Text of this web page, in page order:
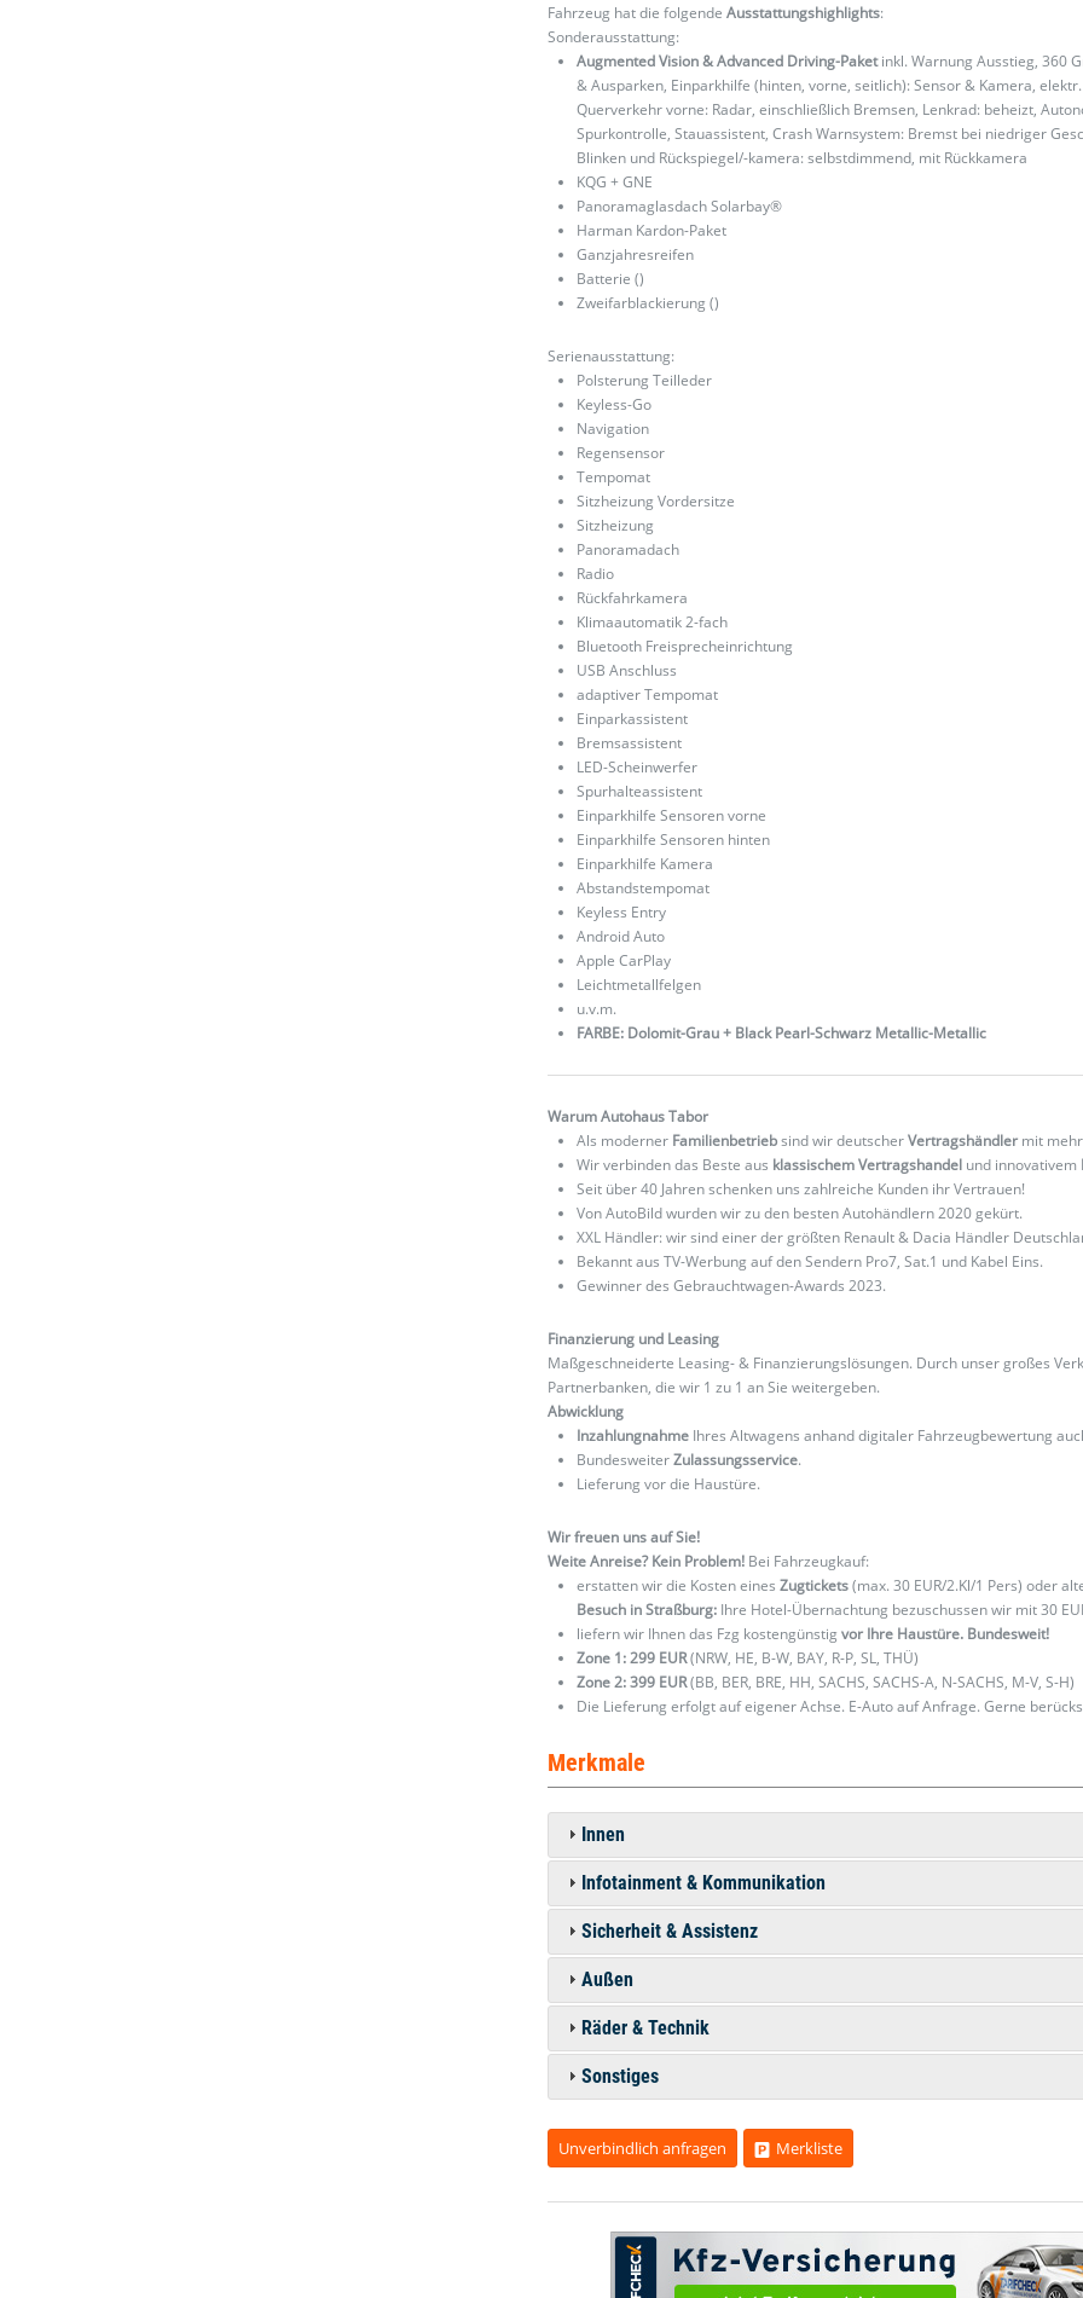
Fahrzeug hat die folgendeAusstattungshighlights:
Sonderausstattung:
Augmented Vision & Advanced Driving-Paketinkl. Warnung Ausstieg, 360
& Ausparken, Einparkhilfe (hinten, vorne, seitlich): Sensor & Kamera,
Querverkehr vorne: Radar, einschließlich Bremsen, Lenkrad: beheizt,
Spurkontrolle, Stauassistent, Crash Warnsystem: Bremst bei niedriger
Blinken und Rückspiegel/-kamera: selbstdimmend, mit Rückkamera
KQG + GNE
Panoramaglasdach Solarbay®
Harman Kardon-Paket
Ganzjahresreifen
Batterie ()
Zweifarblackierung ()
Serienausstattung:
Polsterung Teilleder
Keyless-Go
Navigation
Regensensor
Tempomat
Sitzheizung Vordersitze
Sitzheizung
Panoramadach
Radio
Rückfahrkamera
Klimaautomatik 2-fach
Bluetooth Freisprecheinrichtung
USB Anschluss
adaptiver Tempomat
Einparkassistent
Bremsassistent
LED-Scheinwerfer
Spurhalteassistent
Einparkhilfe Sensoren vorne
Einparkhilfe Sensoren hinten
Einparkhilfe Kamera
Abstandstempomat
Keyless Entry
Android Auto
Apple CarPlay
Leichtmetallfelgen
u.v.m.
FARBE: Dolomit-Grau + Black Pearl-Schwarz Metallic-Metallic
Warum Autohaus Tabor
Als moderner Familienbetriebsind wir deutscherVertragshändler mit
Wir verbinden das Beste aus klassischem Vertragshandel und innovativem
Seit über 40 Jahren schenken uns zahlreiche Kunden ihr Vertrauen!
Von AutoBild wurden wir zu den besten Autohändlern 2020 gekürt.
XXL Händler: wir sind einer der größten Renault & Dacia Händler
Bekannt aus TV-Werbung auf den Sendern Pro7, Sat.1 und Kabel Eins.
Gewinner des Gebrauchtwagen-Awards 2023.
Finanzierung und Leasing
Maßgeschneiderte Leasing- & Finanzierungslösungen. Durch unser großes
Partnerbanken, die wir 1 zu 1 an Sie weitergeben.
Abwicklung
Inzahlungnahme Ihres Altwagens anhand digitaler Fahrzeugbewertung
BundesweiterZulassungsservice.
Lieferung vor die Haustüre.
Wir freuen uns auf Sie!
Weite Anreise? Kein Problem! Bei Fahrzeugkauf:
erstatten wir die Kosten einesZugtickets(max. 30 EUR/2.Kl/1 Pers) oder
Besuch in Straßburg: Ihre Hotel-Übernachtung bezuschussen wir mit 30
liefern wir Ihnen das Fzg kostengünstigvor Ihre Haustüre. Bundesweit!
Zone 1: 299 EUR(NRW, HE, B-W, BAY, R-P, SL, THÜ)
Zone 2: 399 EUR(BB, BER, BRE, HH, SACHS, SACHS-A, N-SACHS, M-V, S-H)
Die Lieferung erfolgt auf eigener Achse. E-Auto auf Anfrage. Gerne
Merkmale
Innen
Infotainment & Kommunikation
Sicherheit & Assistenz
Außen
Räder & Technik
Sonstiges
Unverbindlich anfragen Merkliste